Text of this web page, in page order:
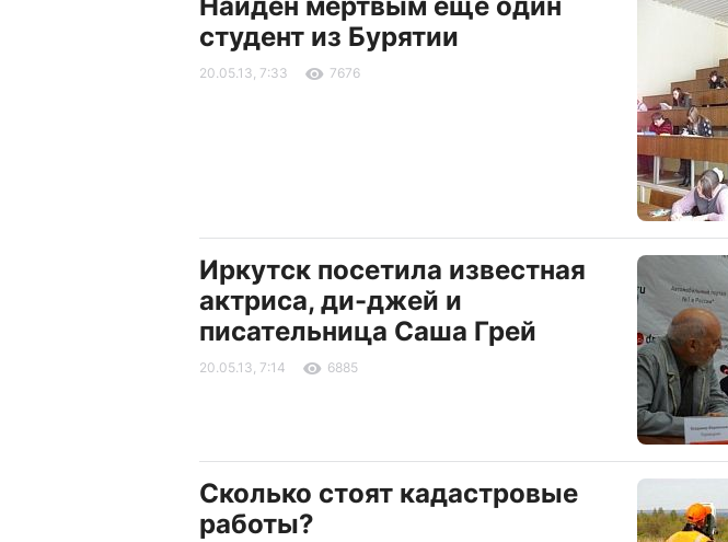
Найден мертвым еще один
студент из Бурятии
20.05.13, 7:33 7676
Иркутск посетила известная
актриса, ди-джей и
писательница Саша Грей
20.05.13, 7:14 6885
Сколько стоят кадастровые
работы?